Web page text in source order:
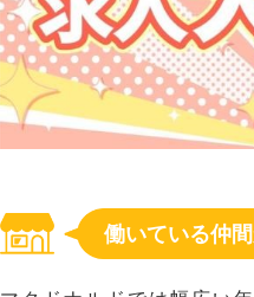
働いている仲